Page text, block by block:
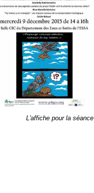
L'affiche pour la séance